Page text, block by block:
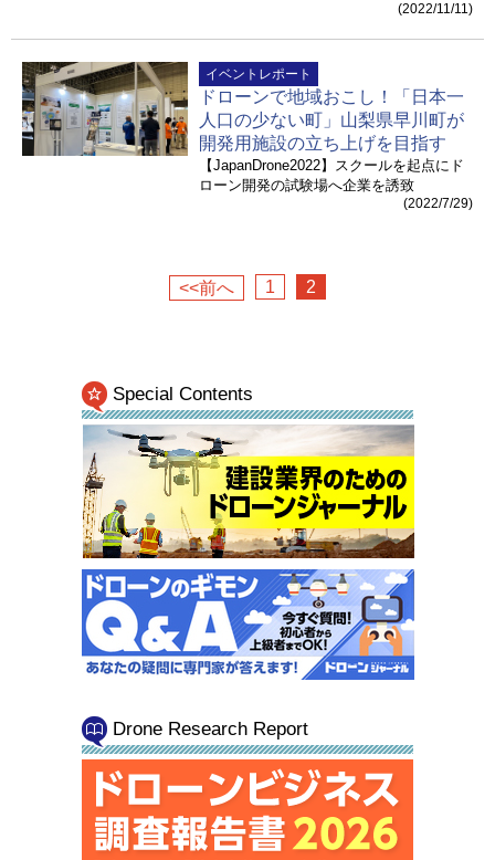
(2022/11/11)
イベントレポート
ドローンで地域おこし！「日本一
人口の少ない町」山梨県早川町が
開発用施設の立ち上げを目指す
【JapanDrone2022】スクールを起点にド
ローン開発の試験場へ企業を誘致
(2022/7/29)
<<前へ 1 2
Special Contents
Drone Research Report